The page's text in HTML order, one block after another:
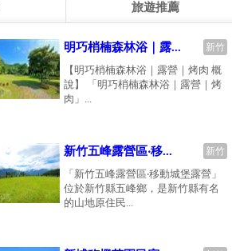
旅遊推薦
新竹
明巧梢楠森林浴｜露...
【明巧梢楠森林浴｜露營｜烤肉 概
說】 「明巧梢楠森林浴｜露營｜烤
肉」...
新竹
新竹五峰露營區‧移...
「新竹五峰露營區‧移動城堡露營」
位於新竹縣五峰鄉，是新竹縣有名
的山地原住民...